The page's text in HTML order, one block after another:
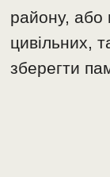
району, або
цивільних,
зберегти